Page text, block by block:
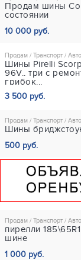
Продам шины
состоянии
10 000 руб.
Продам / Транспорт /
Шины Pirelli
96V.. три с
грибок...
3 500 руб.
Продам / Транспорт /
Шины
500 руб.
Продам / Транспорт /
пирелли
шине
1 000 руб.